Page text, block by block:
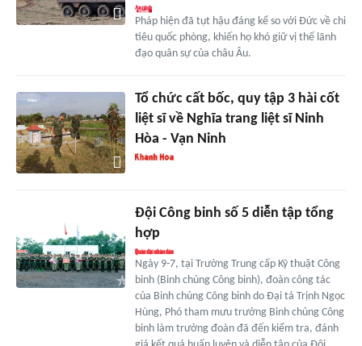
Pháp hiện đã tụt hậu đáng kể so với Đức về chi
tiêu quốc phòng, khiến họ khó giữ vị thế lãnh
đạo quân sự của châu Âu.
Tổ chức cất bốc, quy tập 3 hài cốt
liệt sĩ về Nghĩa trang liệt sĩ Ninh
Hòa - Vạn Ninh
Đội Công binh số 5 diễn tập tổng
hợp
Ngày 9-7, tại Trường Trung cấp Kỹ thuật Công
binh (Binh chủng Công binh), đoàn công tác
của Binh chủng Công binh do Đại tá Trịnh Ngọc
Hùng, Phó tham mưu trưởng Binh chủng Công
binh làm trưởng đoàn đã đến kiểm tra, đánh